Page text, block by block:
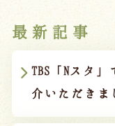
最新記事
TBS「Nスタ
介いただきま